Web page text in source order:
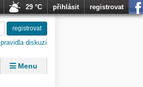
29 °C přihlásit registrovat
registrovat
pravidla diskuzí
Menu